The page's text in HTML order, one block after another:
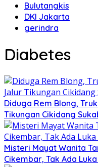
Bulutangkis
DKI Jakarta
gerindra
Diabetes
Diduga Rem Blong,
Tikungan Cikidang
Misteri Mayat Wanita
Cikembar, Tak Ada